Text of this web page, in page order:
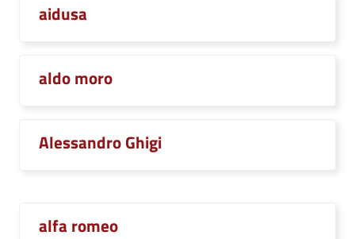
aidusa
aldo moro
Alessandro Ghigi
alfa romeo